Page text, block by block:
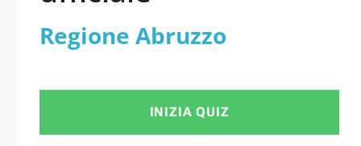
Regione Abruzzo
INIZIA QUIZ